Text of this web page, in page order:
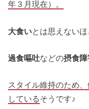
年３月現在）。
大食いとは思えない
過食嘔吐などの摂食
スタイル維持のため
しているそうです♪